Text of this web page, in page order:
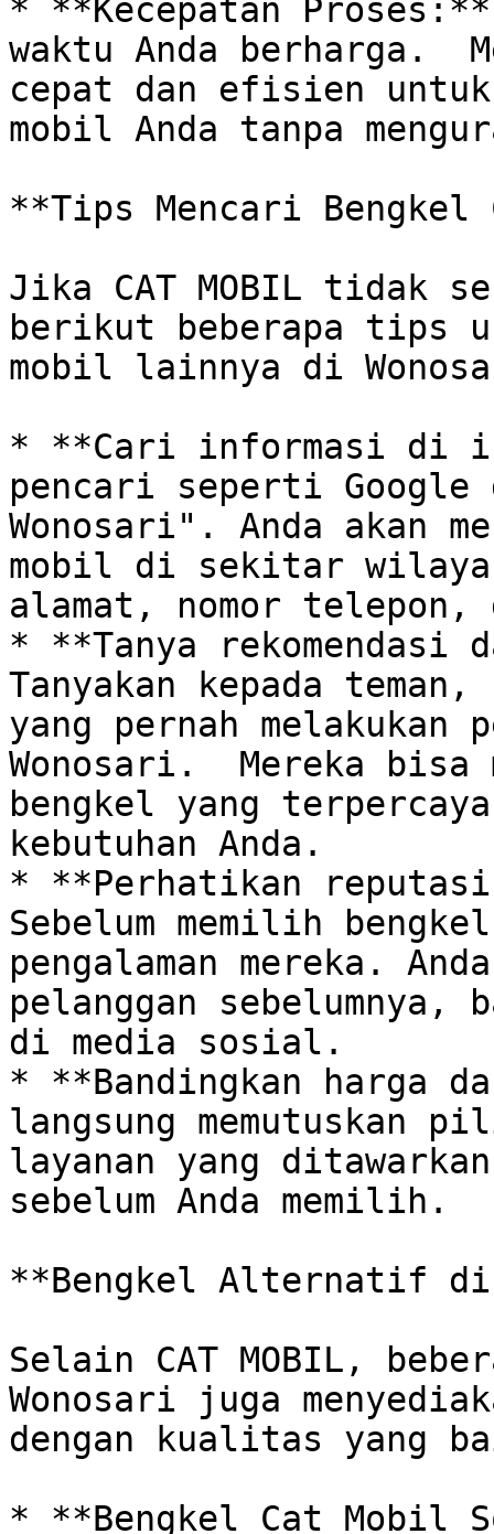
* **Kecepatan Proses:**
waktu Anda berharga.
cepat dan efisien
mobil Anda tanpa
**Tips Mencari
Jika CAT MOBIL tidak
berikut beberapa tips
mobil lainnya di
* **Cari informasi di
pencari seperti
Wonosari". Anda akan
mobil di sekitar
alamat, nomor telepon,
* **Tanya
Tanyakan kepada
yang pernah melakukan
Wonosari.  Mereka bisa
bengkel yang
kebutuhan Anda.
* **Perhatikan reputasi
Sebelum memilih
pengalaman mereka.
pelanggan sebelumnya,
di media sosial.
* **Bandingkan harga
langsung memutuskan
layanan yang
sebelum Anda memilih.
**Bengkel Alternatif di
Selain CAT MOBIL,
Wonosari juga
dengan kualitas yang
* **Bengkel Cat Mobil